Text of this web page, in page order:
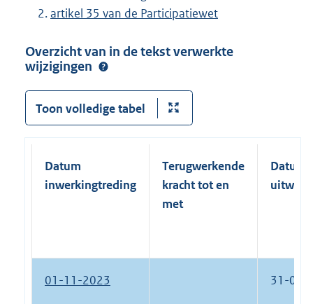
artikel 35 van de Participatiewet
Overzicht van in de tekst verwerkte
wijzigingen
Toon volledige tabel
Datum
inwerkingtreding
Terugwerkende
kracht tot en
met
Datum
01-11-2023 31-08-